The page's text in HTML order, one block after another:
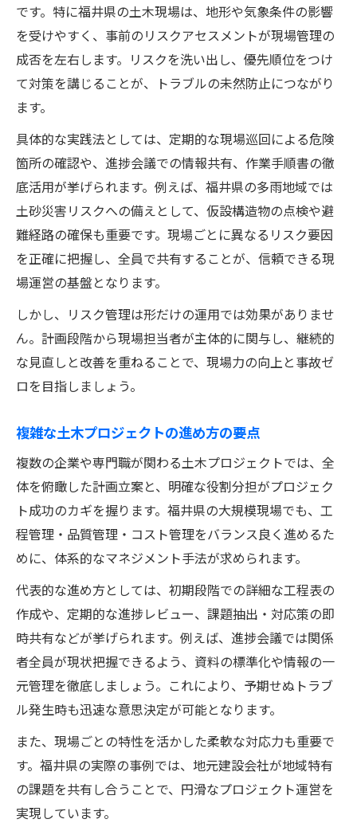
です。特に福井県の土木現場は、地形や気象条件の影響
を受けやすく、事前のリスクアセスメントが現場管理の
成否を左右します。リスクを洗い出し、優先順位をつけ
て対策を講じることが、トラブルの未然防止につながり
ます。
具体的な実践法としては、定期的な現場巡回による危険
箇所の確認や、進捗会議での情報共有、作業手順書の徹
底活用が挙げられます。例えば、福井県の多雨地域では
土砂災害リスクへの備えとして、仮設構造物の点検や避
難経路の確保も重要です。現場ごとに異なるリスク要因
を正確に把握し、全員で共有することが、信頼できる現
場運営の基盤となります。
しかし、リスク管理は形だけの運用では効果がありませ
ん。計画段階から現場担当者が主体的に関与し、継続的
な見直しと改善を重ねることで、現場力の向上と事故ゼ
ロを目指しましょう。
複雑な土木プロジェクトの進め方の要点
複数の企業や専門職が関わる土木プロジェクトでは、全
体を俯瞰した計画立案と、明確な役割分担がプロジェク
ト成功のカギを握ります。福井県の大規模現場でも、工
程管理・品質管理・コスト管理をバランス良く進めるた
めに、体系的なマネジメント手法が求められます。
代表的な進め方としては、初期段階での詳細な工程表の
作成や、定期的な進捗レビュー、課題抽出・対応策の即
時共有などが挙げられます。例えば、進捗会議では関係
者全員が現状把握できるよう、資料の標準化や情報の一
元管理を徹底しましょう。これにより、予期せぬトラブ
ル発生時も迅速な意思決定が可能となります。
また、現場ごとの特性を活かした柔軟な対応力も重要で
す。福井県の実際の事例では、地元建設会社が地域特有
の課題を共有し合うことで、円滑なプロジェクト運営を
実現しています。